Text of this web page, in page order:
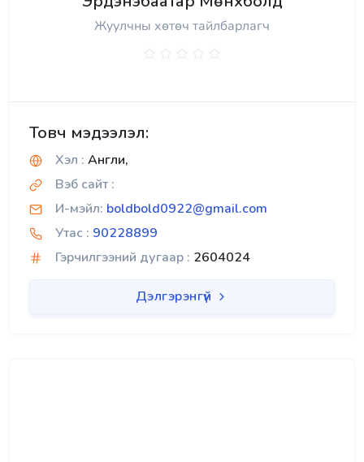
Жуулчны хөтөч тайлбарлагч
Товч мэдээлэл:
Хэл : Англи,
Вэб сайт :
И-мэйл: boldbold0922@gmail.com
Утас : 90228899
Гэрчилгээний дугаар : 2604024
Дэлгэрэнгүй